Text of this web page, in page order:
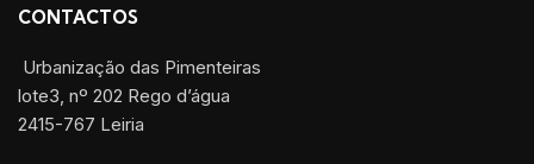
CONTACTOS
Urbanização das Pimenteiras
lote3, nº 202 Rego d’água
2415-767 Leiria